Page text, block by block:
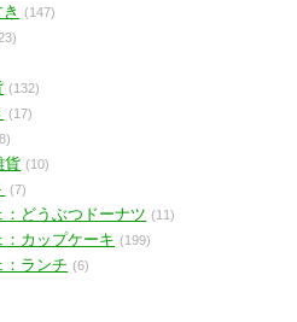
(147)
(132)
(17)
貨 (10)
(7)
どうぶつドーナツ (11)
カップケーキ (199)
：ランチ (6)